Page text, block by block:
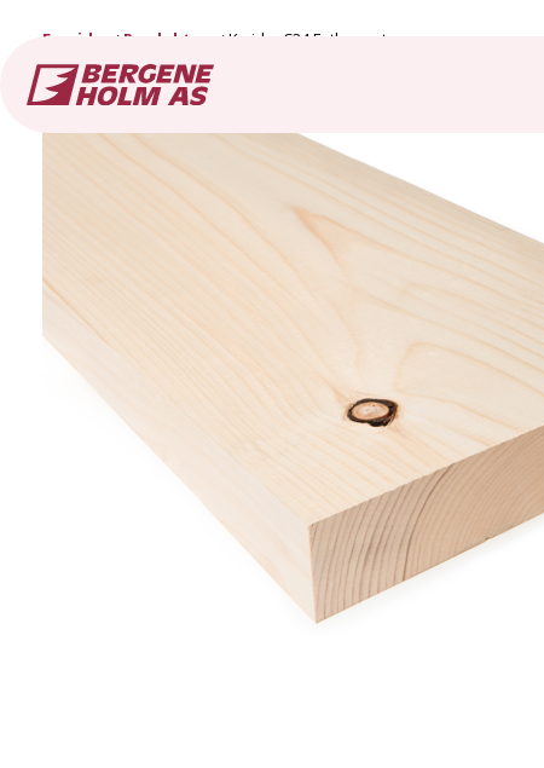
Forside Produkter K-virke C24 Fotkappet